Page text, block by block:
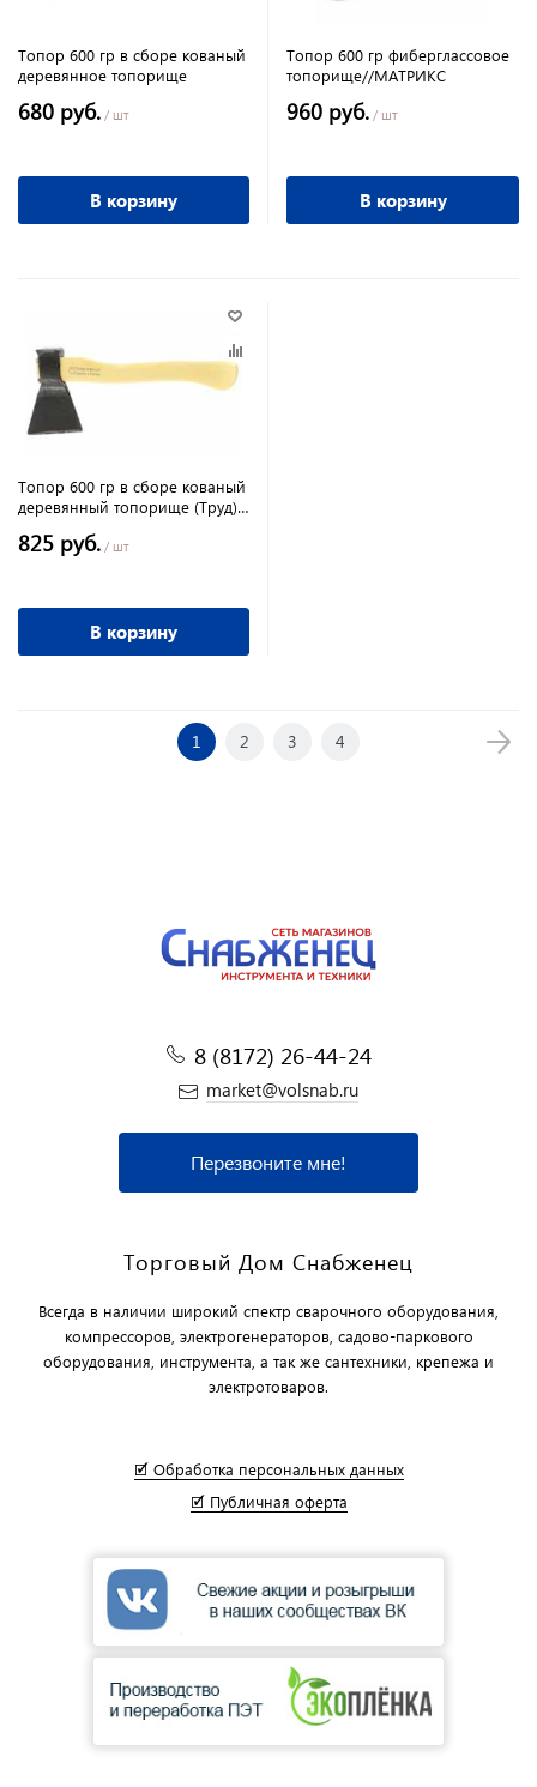
Топор 600 гр в сборе кованый
деревянное топорище
680 руб. / шт
В корзину
Топор 600 гр фиберглассовое
топорище//МАТРИКС
960 руб. / шт
В корзину
Топор 600 гр в сборе кованый
деревянный топорище (Труд)
825 руб. / шт
В корзину
1 2 3 4
8 (8172) 26-44-24
market@volsnab.ru
Перезвоните мне!
Торговый Дом Снабженец
Всегда в наличии широкий спектр сварочного оборудования,
компрессоров, электрогенераторов, садово-паркового
оборудования, инструмента, а так же сантехники, крепежа и
электротоваров.
🗹 Обработка персональных данных
🗹 Публичная оферта